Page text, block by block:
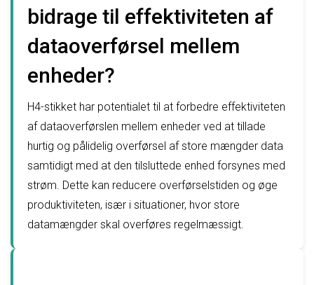
bidrage til effektiviteten af
dataoverførsel mellem
enheder?
H4-stikket har potentialet til at forbedre effektiviteten
af dataoverførslen mellem enheder ved at tillade
hurtig og pålidelig overførsel af store mængder data
samtidigt med at den tilsluttede enhed forsynes med
strøm. Dette kan reducere overførselstiden og øge
produktiviteten, især i situationer, hvor store
datamængder skal overføres regelmæssigt.